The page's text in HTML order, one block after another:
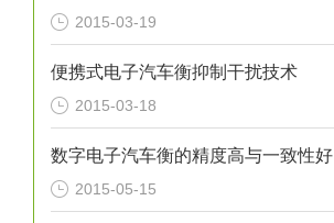
2015-03-19
便携式电子汽车衡抑制干扰技术
2015-03-18
2015-05-15